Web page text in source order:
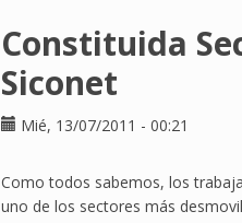
Constituida
Siconet
Mié, 13/07/2011 - 00:21
Como todos sabemos, los
uno de los sectores más